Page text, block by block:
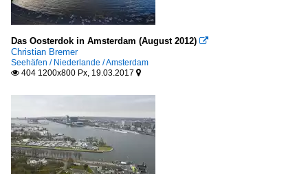
Bunkerboote und -schiffe
X - Y - Z
Hafenverwaltungen / port authorities
Hausboote, Gastro- und Theaterschiffe
A - K
Das Oosterdok in Amsterdam (August 2012) 
Christian Bremer
Seehäfen / Niederlande / Amsterdam
 404 1200x800 Px, 19.03.2017 